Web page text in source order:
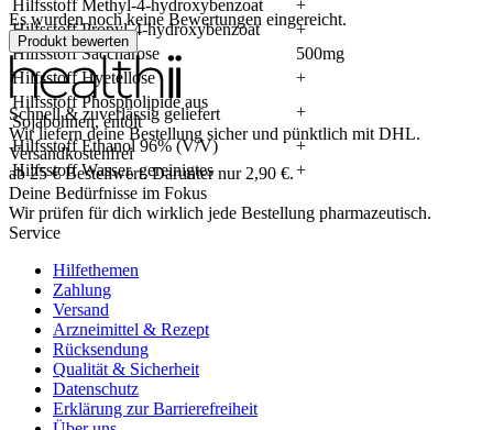
Hilfsstoff Methyl-4-hydroxybenzoat
+
Hilfsstoff Propyl-4-hydroxybenzoat
+
Hilfsstoff Saccharose
500mg
Hilfsstoff Hyetellose
+
Hilfsstoff Phospholipide aus
Sojabohnen, entölt
+
Hilfsstoff Ethanol 96% (V/V)
+
Hilfsstoff Wasser, gereinigtes
+
Es wurden noch keine Bewertungen eingereicht.
Produkt bewerten
Schnell & zuverlässig geliefert
Wir liefern deine Bestellung sicher und pünktlich mitDHL.
Versandkostenfrei
ab25€Bestellwert. Darunter nur2,90 €.
Deine Bedürfnisse im Fokus
Wir prüfen für dich wirklich jede Bestellung pharmazeutisch.
Service
Hilfethemen
Zahlung
Versand
Arzneimittel & Rezept
Rücksendung
Qualität & Sicherheit
Datenschutz
Erklärung zur Barrierefreiheit